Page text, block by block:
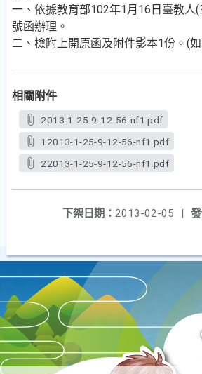
一、依據教育部102年1月16日臺教人
號函辦理。
二、檢附上開原函及附件影本1份。(
相關附件
2013-1-25-9-12-56-nf1.pdf
12013-1-25-9-12-56-nf1.pdf
22013-1-25-9-12-56-nf1.pdf
下架日期： 2013-02-05
|